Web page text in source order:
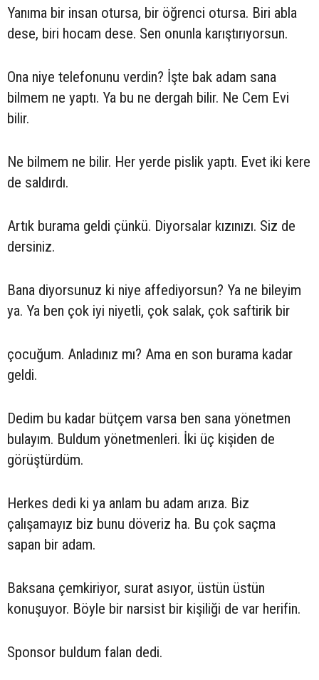
Yanıma bir insan otursa, bir öğrenci otursa. Biri abla
dese, biri hocam dese. Sen onunla karıştırıyorsun.
Ona niye telefonunu verdin? İşte bak adam sana
bilmem ne yaptı. Ya bu ne dergah bilir. Ne Cem Evi
bilir.
Ne bilmem ne bilir. Her yerde pislik yaptı. Evet iki kere
de saldırdı.
Artık burama geldi çünkü. Diyorsalar kızınızı. Siz de
dersiniz.
Bana diyorsunuz ki niye affediyorsun? Ya ne bileyim
ya. Ya ben çok iyi niyetli, çok salak, çok saftirik bir
çocuğum. Anladınız mı? Ama en son burama kadar
geldi.
Dedim bu kadar bütçem varsa ben sana yönetmen
bulayım. Buldum yönetmenleri. İki üç kişiden de
görüştürdüm.
Herkes dedi ki ya anlam bu adam arıza. Biz
çalışamayız biz bunu döveriz ha. Bu çok saçma
sapan bir adam.
Baksana çemkiriyor, surat asıyor, üstün üstün
konuşuyor. Böyle bir narsist bir kişiliği de var herifin.
Sponsor buldum falan dedi.